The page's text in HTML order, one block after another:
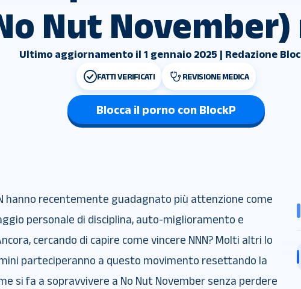
Nut November)
Ultimo aggiornamento il 1 gennaio 2025 | Redazione
FATTI VERIFICATI REVISIONE MEDICA
Blocca il porno con BlockP
hanno recentemente guadagnato più attenzione come
personale di disciplina, auto-miglioramento e
cercando di capire come vincere NNN? Molti altri lo
parteciperanno a questo movimento resettando la
si fa a sopravvivere a No Nut November senza perdere